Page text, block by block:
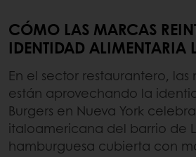
CÓMO LAS MARCAS
IDENTIDAD ALIMENTARIA
En el sector restaurantero,
están aprovechando la
Burgers en Nueva York
italoamericana del barrio de
hamburguesa cubierta con